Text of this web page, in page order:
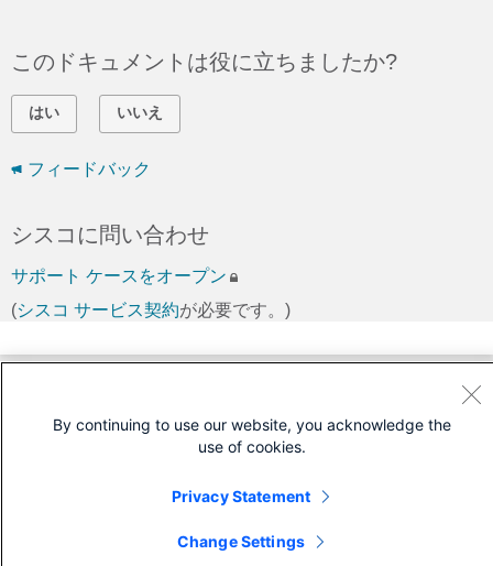
このドキュメントは役に立ちましたか?
はい いいえ
フィードバック
シスコに問い合わせ
サポート ケースをオープン
(シスコ サービス契約が必要です。)
By continuing to use our website, you acknowledge the
use of cookies.
Privacy Statement
Change Settings